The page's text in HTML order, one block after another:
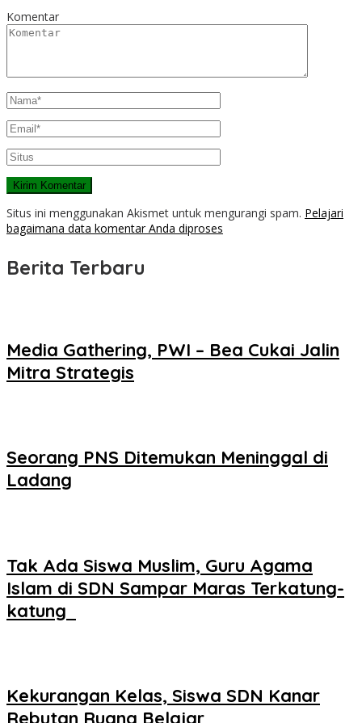
Komentar
Situs ini menggunakan Akismet untuk mengurangi spam. Pelajari
bagaimana data komentar Anda diproses
Berita Terbaru
Media Gathering, PWI – Bea Cukai Jalin
Mitra Strategis
Seorang PNS Ditemukan Meninggal di
Ladang
Tak Ada Siswa Muslim, Guru Agama
Islam di SDN Sampar Maras Terkatung-
katung ‎
Kekurangan Kelas, Siswa SDN Kanar
Rebutan Ruang Belajar